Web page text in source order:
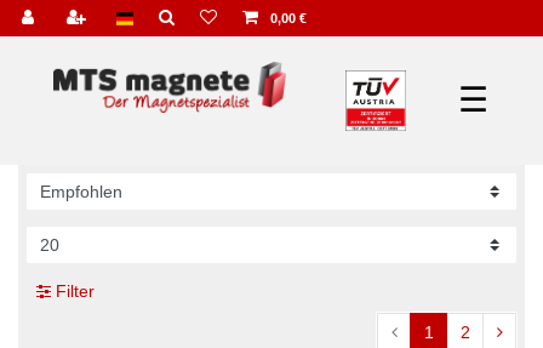
0,00 €
☰
Filter
1 2